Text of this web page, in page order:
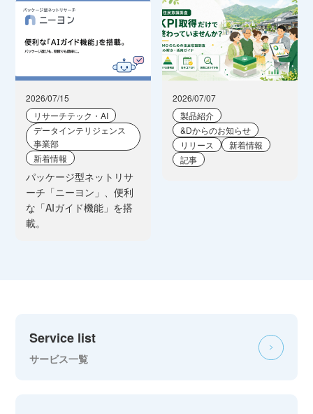
2026/07/15
リサーチテック・AI
データインテリジェンス
事業部
新着情報
パッケージ型ネットリサ
ーチ「ニーヨン」、便利
な「AIガイド機能」を搭
載。
2026/07/07
製品紹介
&Dからのお知らせ
リリース
新着情報
記事
Service list
サービス一覧